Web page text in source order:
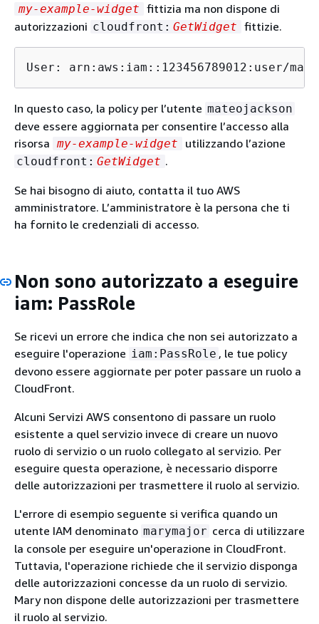
my-example-widget fittizia ma non dispone di
autorizzazioni cloudfront: GetWidget fittizie.
User: arn:aws:iam::123456789012:user/
In questo caso, la policy per l’utente mateojackson
deve essere aggiornata per consentire l’accesso alla
risorsa my-example-widget utilizzando l’azione
cloudfront: GetWidget .
Se hai bisogno di aiuto, contatta il tuo AWS
amministratore. L’amministratore è la persona che ti
ha fornito le credenziali di accesso.
Non sono autorizzato a eseguire
iam: PassRole
Se ricevi un errore che indica che non sei autorizzato a
eseguire l'operazione iam:PassRole , le tue policy
devono essere aggiornate per poter passare un ruolo a
CloudFront.
Alcuni Servizi AWS consentono di passare un ruolo
esistente a quel servizio invece di creare un nuovo
ruolo di servizio o un ruolo collegato al servizio. Per
eseguire questa operazione, è necessario disporre
delle autorizzazioni per trasmettere il ruolo al servizio.
L'errore di esempio seguente si verifica quando un
utente IAM denominato marymajor cerca di utilizzare
la console per eseguire un'operazione in CloudFront.
Tuttavia, l'operazione richiede che il servizio disponga
delle autorizzazioni concesse da un ruolo di servizio.
Mary non dispone delle autorizzazioni per trasmettere
il ruolo al servizio.